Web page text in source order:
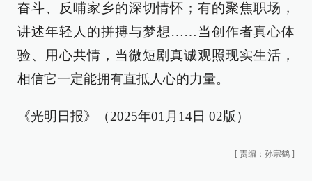
奋斗、反哺家乡的深切情怀；有的聚焦职场，
讲述年轻人的拼搏与梦想……当创作者真心体
验、用心共情，当微短剧真诚观照现实生活，
相信它一定能拥有直抵人心的力量。
《光明日报》（2025年01月14日 02版）
[ 责编：孙宗鹤 ]